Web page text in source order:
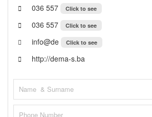
036 557
Click to see
036 557 Click to see
info@de Click to see
http://dema-s.ba